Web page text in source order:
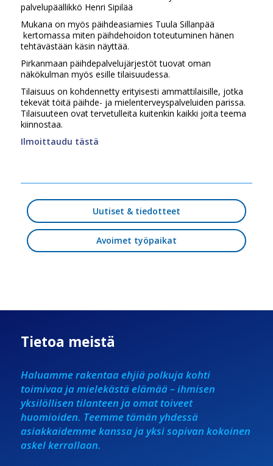
palvelupäällikkö Henri Sipilää
Mukana on myös päihdeasiamies Tuula Sillanpää
kertomassa miten päihdehoidon toteutuminen hänen
tehtävästään käsin näyttää.
Pirkanmaan päihdepalvelujärjestöt tuovat oman
näkökulman myös esille tilaisuudessa.
Tilaisuus on kohdennetty erityisesti ammattilaisille, jotka
tekevät töitä päihde- ja mielenterveyspalveluiden parissa.
Tilaisuuteen ovat tervetulleita kuitenkin kaikki joita teema
kiinnostaa.
Ilmoittaudu tästä
Uutiset & tiedotteet
Avoimet työpaikat
Tietoa meistä
Haluamme rakentaa ehjiä polkuja kohti
toimivaa ja mielekästä elämää – ihmisen
yksilöllisen tilanteen ja omat toiveet
huomioiden. Teemme tämän yhdessä
asiakkaidemme kanssa ja yksi sopivan kokoinen
askel kerrallaan.